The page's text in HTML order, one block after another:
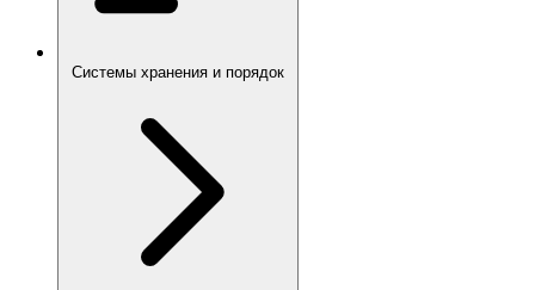
Системы хранения и порядок